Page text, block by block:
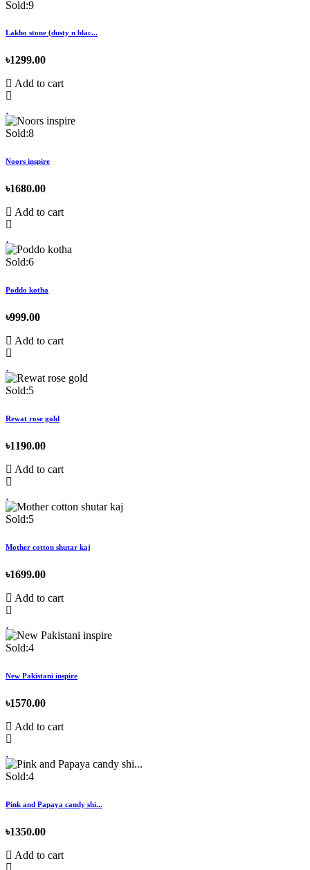
Sold:9
Lakho stone (dusty n blac...
৳1299.00
Add to cart
Sold:8
Noors inspire
৳1680.00
Add to cart
Sold:6
Poddo kotha
৳999.00
Add to cart
Sold:5
Rewat rose gold
৳1190.00
Add to cart
Sold:5
Mother cotton shutar kaj
৳1699.00
Add to cart
Sold:4
New Pakistani inspire
৳1570.00
Add to cart
Sold:4
Pink and Papaya candy shi...
৳1350.00
Add to cart